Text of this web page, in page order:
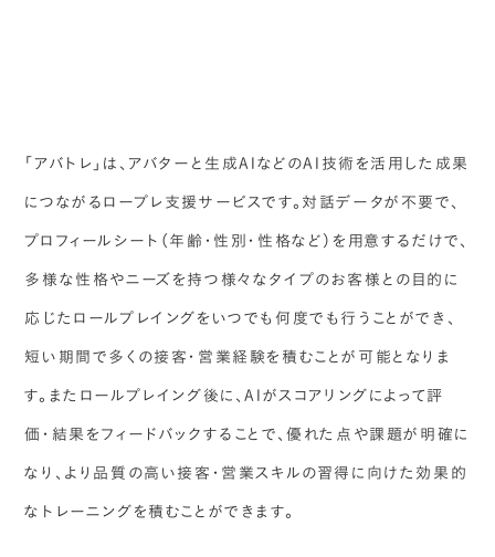
「アバトレ」は、アバターと生成AIなどのAI技術を活用した成果
につながるロープレ支援サービスです。対話データが不要で、
プロフィールシート（年齢・性別・性格など）を用意するだけで、
多様な性格やニーズを持つ様々なタイプのお客様との目的に
応じたロールプレイングをいつでも何度でも行うことができ、
短い期間で多くの接客・営業経験を積むことが可能となりま
す。またロールプレイング後に、AIがスコアリングによって評
価・結果をフィードバックすることで、優れた点や課題が明確に
なり、より品質の高い接客・営業スキルの習得に向けた効果的
なトレーニングを積むことができます。